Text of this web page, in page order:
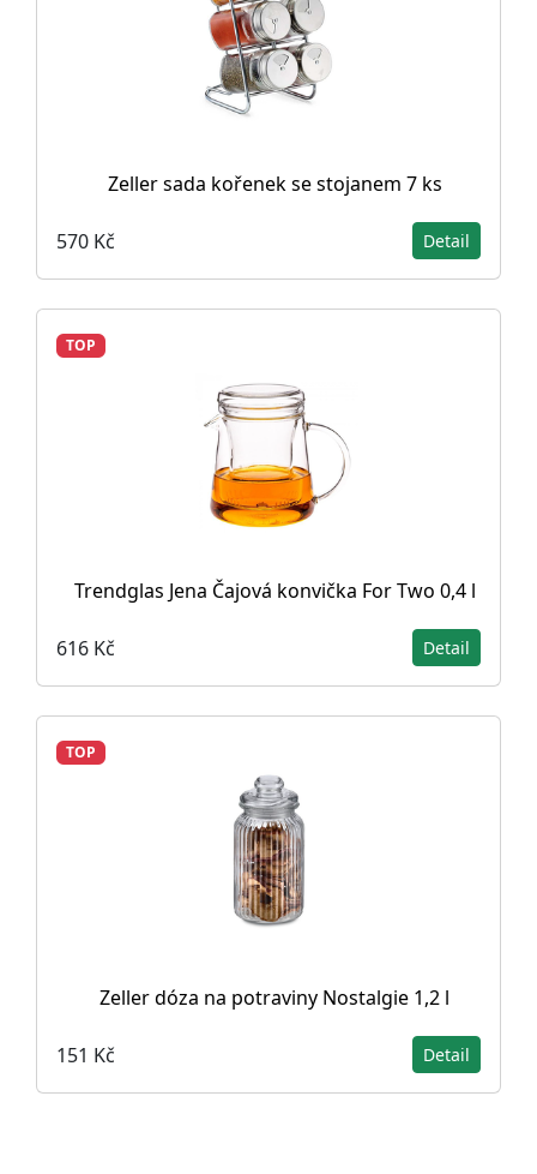
Zeller sada kořenek se stojanem 7 ks
570 Kč Detail
TOP
Trendglas Jena Čajová konvička For Two 0,4 l
616 Kč Detail
TOP
Zeller dóza na potraviny Nostalgie 1,2 l
151 Kč Detail